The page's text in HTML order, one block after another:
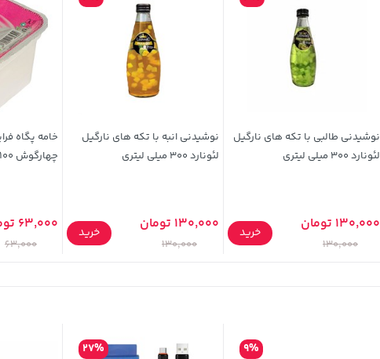
نوشیدنی طالبی با تکه های نارگیل
لئونارد 300 میلی لیتری
130,000 تومان
130,000
خرید
نوشیدنی انبه با تکه های نارگیل
لئونارد 300 میلی لیتری
130,000 تومان
130,000
خرید
چهارگوش 100 گرمی 30 درصد چربی
63,000 تومان
63,000
9%
27%